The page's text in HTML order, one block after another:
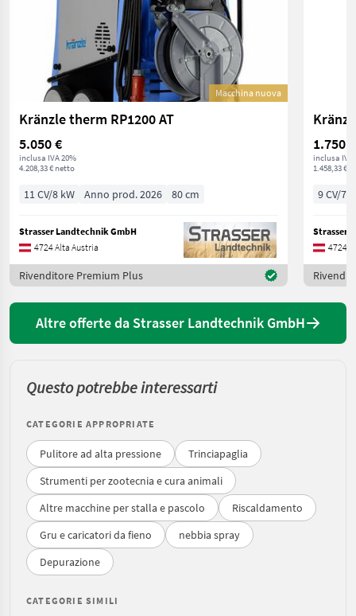
Macchina nuova
Kränzle therm RP1200 AT
5.050 €
inclusa IVA 20%
4.208,33 € netto
11 CV/8 kW Anno prod. 2026 80 cm
Strasser Landtechnik GmbH
4724 Alta Austria
Rivenditore Premium Plus
1.750 €
inclusa IVA
1.458,33 €
9 CV/7
Strasser
4724
Altre offerte da Strasser Landtechnik GmbH
Questo potrebbe interessarti
CATEGORIE APPROPRIATE
Pulitore ad alta pressione
Trinciapaglia
Strumenti per zootecnia e cura animali
Altre macchine per stalla e pascolo
Riscaldamento
Gru e caricatori da fieno
nebbia spray
Depurazione
CATEGORIE SIMILI